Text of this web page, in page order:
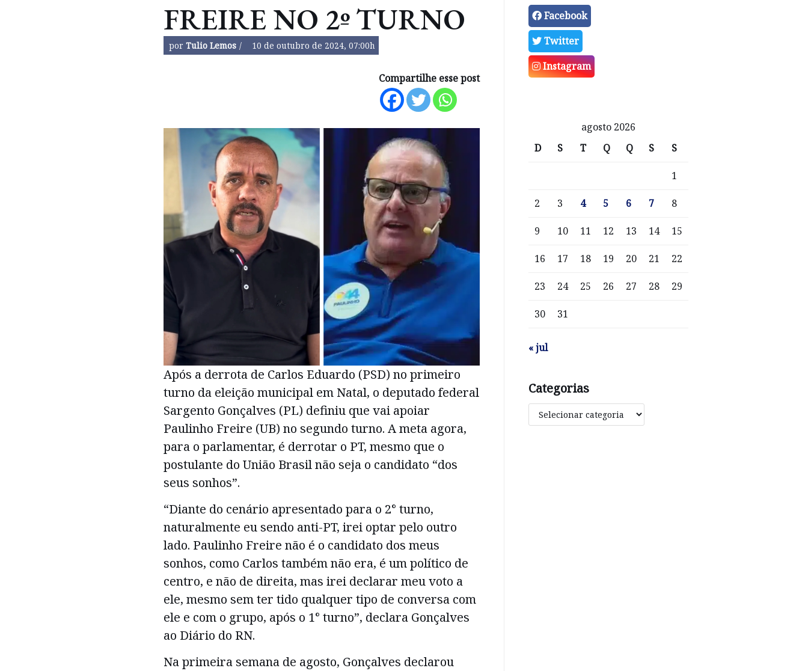
FREIRE NO 2º TURNO
por Tulio Lemos 10 de outubro de 2024, 07:00h
Compartilhe esse post
Após a derrota de Carlos Eduardo (PSD) no primeiro
turno da eleição municipal em Natal, o deputado federal
Sargento Gonçalves (PL) definiu que vai apoiar
Paulinho Freire (UB) no segundo turno. A meta agora,
para o parlamentar, é derrotar o PT, mesmo que o
postulante do União Brasil não seja o candidato “dos
seus sonhos”.
“Diante do cenário apresentado para o 2° turno,
naturalmente eu sendo anti-PT, irei optar pelo outro
lado. Paulinho Freire não é o candidato dos meus
sonhos, como Carlos também não era, é um político de
centro, e não de direita, mas irei declarar meu voto a
ele, mesmo sem ter tido qualquer tipo de conversa com
ele e com o grupo, após o 1° turno”, declara Gonçalves
ao Diário do RN.
Na primeira semana de agosto, Gonçalves declarou
Facebook
Twitter
Instagram
agosto 2026
D
S T Q Q S S
1
2 3 4 5 6 7 8
9 10 11 12 13 14 15
16 17 18 19 20 21 22
23 24 25 26 27 28 29
30 31
« jul
Categorias